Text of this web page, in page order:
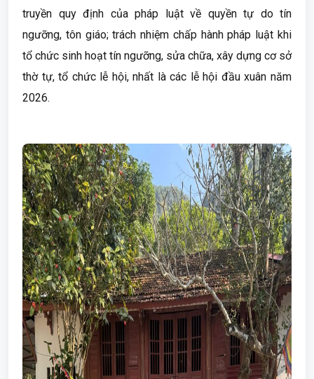
truyền quy định của pháp luật về quyền tự do tín
ngưỡng, tôn giáo; trách nhiệm chấp hành pháp luật khi
tổ chức sinh hoạt tín ngưỡng, sửa chữa, xây dựng cơ sở
thờ tự, tổ chức lễ hội, nhất là các lễ hội đầu xuân năm
2026.